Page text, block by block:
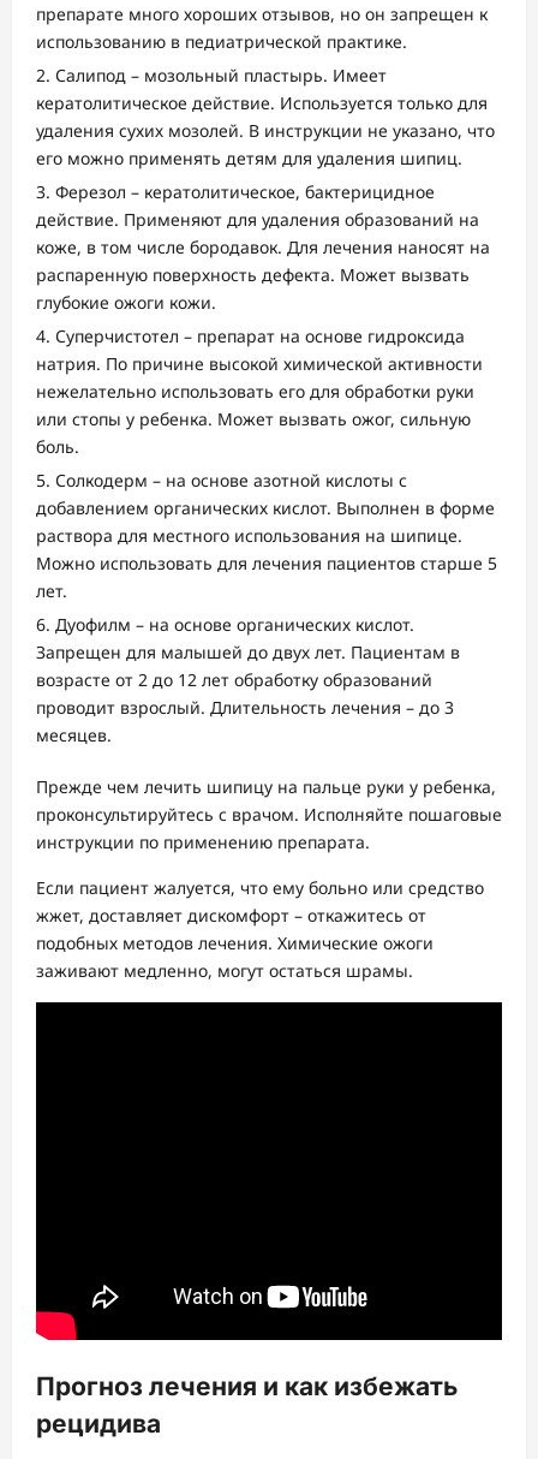
препарате много хороших отзывов, но он запрещен к
использованию в педиатрической практике.
Салипод – мозольный пластырь. Имеет
кератолитическое действие. Используется только для
удаления сухих мозолей. В инструкции не указано, что
его можно применять детям для удаления шипиц.
Ферезол – кератолитическое, бактерицидное
действие. Применяют для удаления образований на
коже, в том числе бородавок. Для лечения наносят на
распаренную поверхность дефекта. Может вызвать
глубокие ожоги кожи.
Суперчистотел – препарат на основе гидроксида
натрия. По причине высокой химической активности
нежелательно использовать его для обработки руки
или стопы у ребенка. Может вызвать ожог, сильную
боль.
Солкодерм – на основе азотной кислоты с
добавлением органических кислот. Выполнен в форме
раствора для местного использования на шипице.
Можно использовать для лечения пациентов старше 5
лет.
Дуофилм – на основе органических кислот.
Запрещен для малышей до двух лет. Пациентам в
возрасте от 2 до 12 лет обработку образований
проводит взрослый. Длительность лечения – до 3
месяцев.
Прежде чем лечить шипицу на пальце руки у ребенка,
проконсультируйтесь с врачом. Исполняйте пошаговые
инструкции по применению препарата.
Если пациент жалуется, что ему больно или средство
жжет, доставляет дискомфорт – откажитесь от
подобных методов лечения. Химические ожоги
заживают медленно, могут остаться шрамы.
Прогноз лечения и как избежать
рецидива